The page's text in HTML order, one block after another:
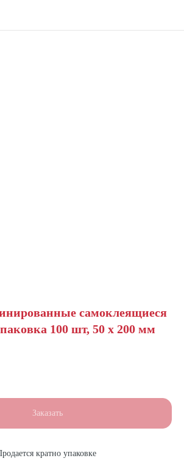
самоклеящиеся
100 шт, 50 х 200 мм
Заказать
кратно упаковке